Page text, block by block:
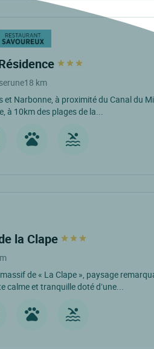
18 km
et Narbonne, à proximité du Canal du
à 10km des plages de la...
la Clape
de « La Clape », paysage
calme et tranquille doté d’une...